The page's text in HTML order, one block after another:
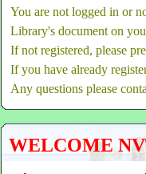
You are not logged in or
Library's document on
If not registered, please
If you have already
Any questions please
WELCOME